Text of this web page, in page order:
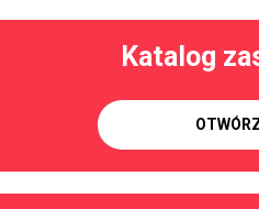
Katalog